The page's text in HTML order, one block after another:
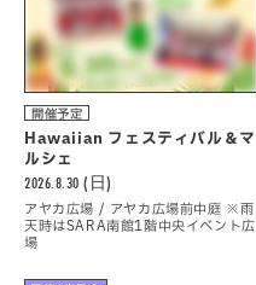
開催予定
Hawaiian フェスティバル＆マ
ルシェ
2026.8.30 (日)
アヤカ広場 / アヤカ広場前中庭 ※雨
天時はSARA南館1階中央イベント広
場